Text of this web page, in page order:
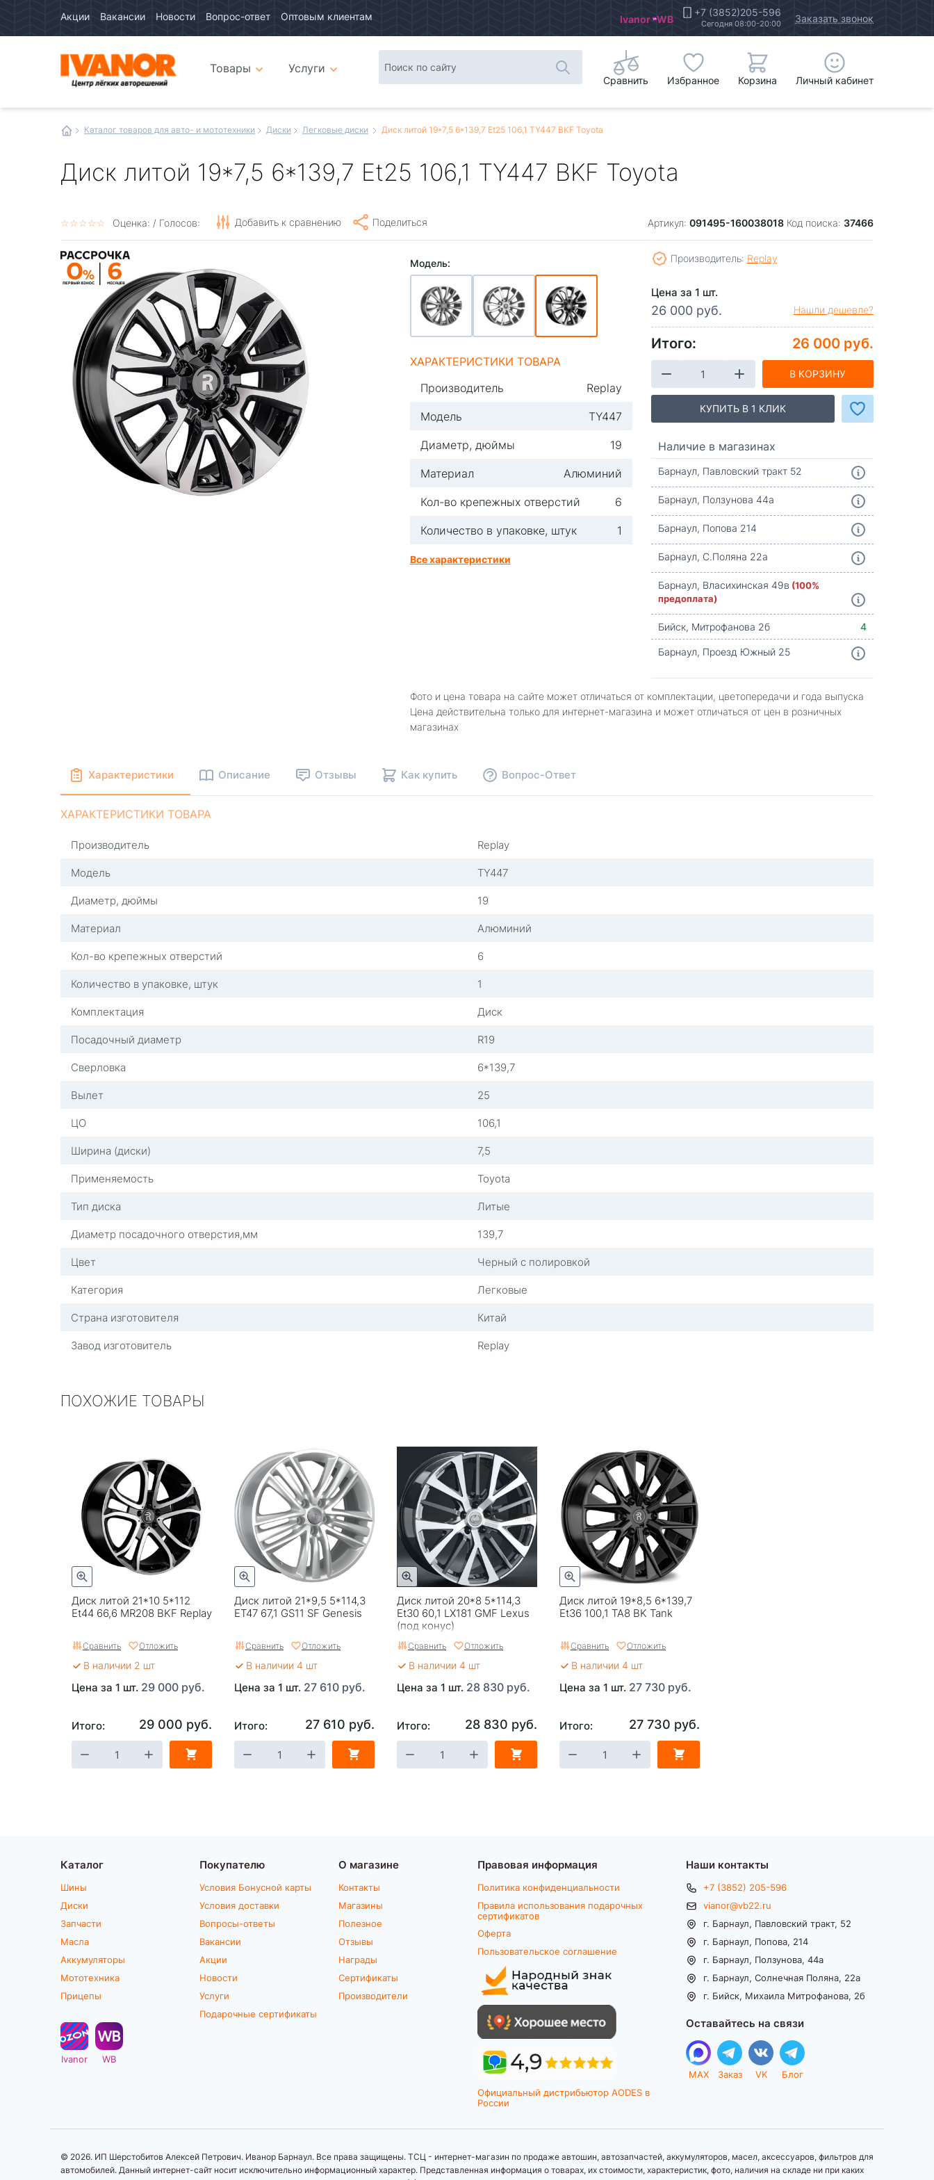
Акции Вакансии Новости Вопрос-ответ Оптовым клиентам Ivanor WB +7 (3852)205-596
Сегодня 08:00-20:00 Заказать звонок
интернетТовары
Услуги
Сравнить Избранное Корзина Личный кабинет
Каталог товаров для авто- и мототехники Диски Легковые диски Диск литой 19*7,5 6*139,7 Et25 106,1 TY447 BKF Toyota
Диск литой 19*7,5 6*139,7 Et25 106,1 TY447 BKF Toyota
☆☆☆☆☆
★★★★★ Оценка: / Голосов: Добавить к сравнению Поделиться Артикул: 091495-160038018 Код поиска: 37466
Модель:
ХАРАКТЕРИСТИКИ ТОВАРА
Производитель
Replay
Модель
TY447
Диаметр, дюймы
19
Материал
Алюминий
Кол-во крепежных отверстий
6
Количество в упаковке, штук
1
Все характеристики
Производитель: Replay
Цена за 1 шт.
26 000 руб. Нашли дешевле?
Итого: 26 000 руб.
В КОРЗИНУ
КУПИТЬ В 1 КЛИК
Наличие в магазинах
Барнаул, Павловский тракт 52
Барнаул, Ползунова 44а
Барнаул, Попова 214
Барнаул, С.Поляна 22а
Барнаул, Власихинская 49в (100%
предоплата)
Бийск, Митрофанова 2б
4
Барнаул, Проезд Южный 25
Фото и цена товара на сайте может отличаться от комплектации, цветопередачи и года выпуска
Цена действительна только для интернет-магазина и может отличаться от цен в розничных
магазинах
Характеристики Описание Отзывы Как купить Вопрос-Ответ
ХАРАКТЕРИСТИКИ ТОВАРА
Производитель
Replay
Модель
TY447
Диаметр, дюймы
19
Материал
Алюминий
Кол-во крепежных отверстий
6
Количество в упаковке, штук
1
Комплектация
Диск
Посадочный диаметр
R19
Сверловка
6*139,7
Вылет
25
ЦО
106,1
Ширина (диски)
7,5
Применяемость
Toyota
Тип диска
Литые
Диаметр посадочного отверстия,мм
139,7
Цвет
Черный с полировкой
Категория
Легковые
Страна изготовителя
Китай
Завод изготовитель
Replay
ПОХОЖИЕ ТОВАРЫ
Диск литой 21*10 5*112
Et44 66,6 MR208 BKF Replay
Сравнить Отложить
В наличии 2 шт
Цена за 1 шт. 29 000 руб.
Итого: 29 000 руб.
Диск литой 21*9,5 5*114,3
ЕТ47 67,1 GS11 SF Genesis
Сравнить Отложить
В наличии 4 шт
Цена за 1 шт. 27 610 руб.
Итого: 27 610 руб.
Диск литой 20*8 5*114,3
Et30 60,1 LX181 GMF Lexus
(под конус)
Сравнить Отложить
В наличии 4 шт
Цена за 1 шт. 28 830 руб.
Итого: 28 830 руб.
Диск литой 19*8,5 6*139,7
Et36 100,1 TA8 BK Tank
Сравнить Отложить
В наличии 4 шт
Цена за 1 шт. 27 730 руб.
Итого: 27 730 руб.
Каталог
Шины
Диски
Запчасти
Масла
Аккумуляторы
Мототехника
Прицепы
Ivanor WB
Покупателю
Условия Бонусной карты
Условия доставки
Вопросы-ответы
Вакансии
Акции
Новости
Услуги
Подарочные сертификаты
О магазине
Контакты
Магазины
Полезное
Отзывы
Награды
Сертификаты
Производители
Правовая информация
Политика конфиденциальности
Правила использования подарочных
сертификатов
Оферта
Пользовательское соглашение
Официальный дистрибьютор AODES в
России
Наши контакты
+7 (3852) 205-596
vianor@vb22.ru
г. Барнаул, Павловский тракт, 52
г. Барнаул, Попова, 214
г. Барнаул, Ползунова, 44а
г. Барнаул, Солнечная Поляна, 22а
г. Бийск, Михаила Митрофанова, 2б
Оставайтесь на связи
MAX Заказ VK Блог
© 2026. ИП Шерстобитов Алексей Петрович. Иванор Барнаул. Все права защищены. ТСЦ - интернет-магазин по продаже автошин, автозапчастей, аккумуляторов, масел, аксессуаров, фильтров для
автомобилей. Данный интернет-сайт носит исключительно информационный характер. Представленная информация о товарах, их стоимости, характеристик, фото, наличия на складе ни при каких